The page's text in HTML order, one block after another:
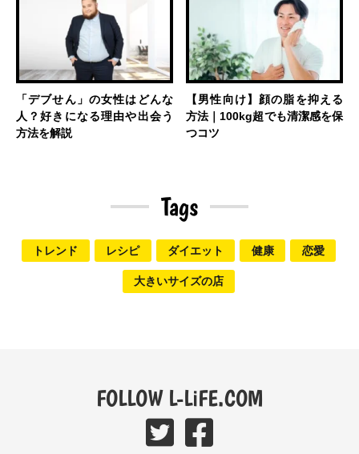
「デブせん」の女性はどんな
人？好きになる理由や出会う
方法を解説
【男性向け】顔の脂を抑える
方法｜100kg超でも清潔感を保
つコツ
Tags
トレンド レシピ ダイエット 健康 恋愛
大きいサイズの店
FOLLOW L-LiFE.COM